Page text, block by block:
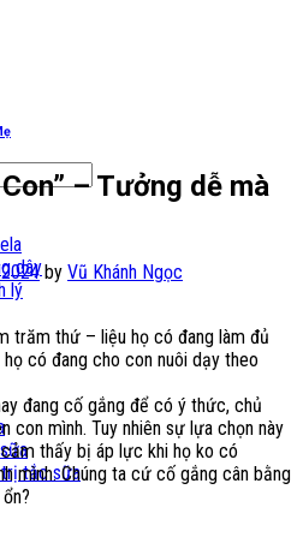
dây
lý
trị tắc sữa
– Tưởng dễ mà
by Vũ Khánh Ngọc
trăm thứ – liệu họ có đang làm đủ
có đang cho con nuôi dạy theo
đang cố gắng để có ý thức, chủ
con mình. Tuy nhiên sự lựa chọn này
thấy bị áp lực khi họ ko có
mình. Chúng ta cứ cố gắng cân bằng